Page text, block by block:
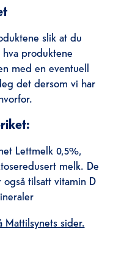
slik at du
produktene
med en eventuell
det dersom vi har
Lettmelk 0,5%,
melk. De
tilsatt vitamin D
sider.